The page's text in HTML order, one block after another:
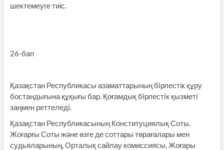
шектемеуге тиіс.
26-бап
Қазақстан Республикасы азаматтарының бiрлестік құру
бостандығына құқығы бар. Қоғамдық бiрлестiк қызметi
заңмен реттеледi.
Қазақстан Республикасының Конституциялық Соты,
Жоғарғы Соты және өзге де соттары төрағалары мен
судьяла­рының, Орталық сайлау комиссиясы, Жоғары